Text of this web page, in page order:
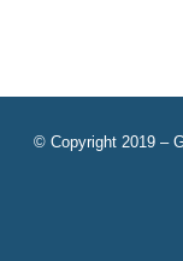
© Copyright 2019 –